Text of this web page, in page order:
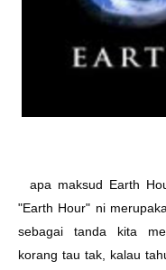
apa maksud Earth
"Earth Hour" ni
sebagai tanda kita
korang tau tak, kalau